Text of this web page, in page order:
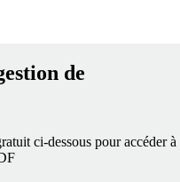
de
ci-dessous pour accéder à